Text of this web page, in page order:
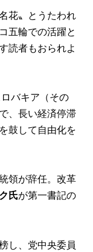
花〟とうたわれ
五輪での活躍と
読者もおられよ
バキア（その
、長い経済停滞
鼓して自由化を
領が辞任。改革
氏が第一書記の
し、党中央委員